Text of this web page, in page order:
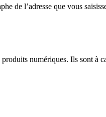
de l’adresse que vous
numériques. Ils sont à